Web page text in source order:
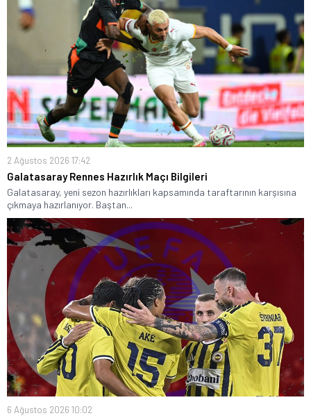
2 Ağustos 2026 17:42
Galatasaray Rennes Hazırlık Maçı Bilgileri
Galatasaray, yeni sezon hazırlıkları kapsamında taraftarının karşısına
çıkmaya hazırlanıyor. Baştan...
6 Ağustos 2026 10:02